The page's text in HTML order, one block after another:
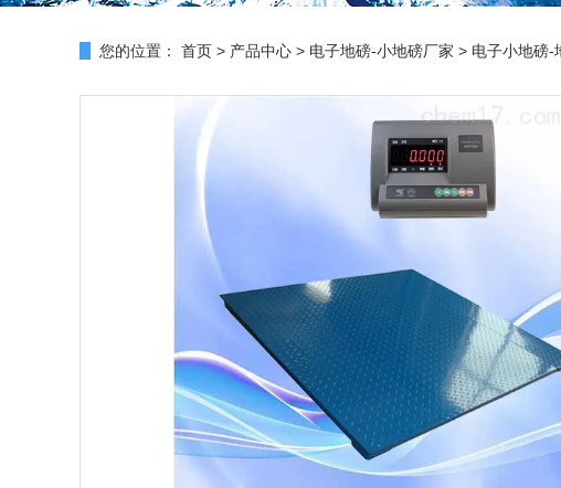
您的位置： 首页 > 产品中心 > 电子地磅-小地磅厂家 > 电子小地磅-